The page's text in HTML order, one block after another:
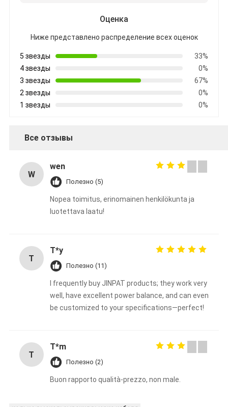
Оценка
Ниже представлено распределение всех оценок
5 звезды
33%
4 звезды
0%
3 звезды
67%
2 звезды
0%
1 звезды
0%
Все отзывы
W
wen
Полезно (5)
Nopea toimitus, erinomainen henkilökunta ja
luotettava laatu!
T
T*y
Полезно (11)
I frequently buy JINPAT products; they work very
well, have excellent power balance, and can even
be customized to your specifications—perfect!
T
T*m
Полезно (2)
Buon rapporto qualità-prezzo, non male.